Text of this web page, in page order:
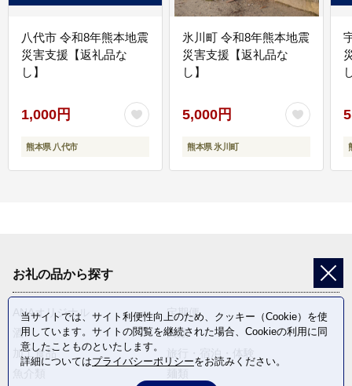
八代市 令和8年熊本地震
災害支援【返礼品な
し】
1,000円
熊本県 八代市
氷川町 令和8年熊本地震
災害支援【返礼品な
し】
5,000円
熊本県 氷川町
お礼の品から探す
ANAオリジナル
定期便
酒
肉類
加工食品
当サイトでは、サイト利便性向上のため、クッキー（Cookie）を使
用しています。サイトの閲覧を継続された場合、Cookieの利用に同
意したことものといたします。
詳細についてはプライバシーポリシーをお読みください。